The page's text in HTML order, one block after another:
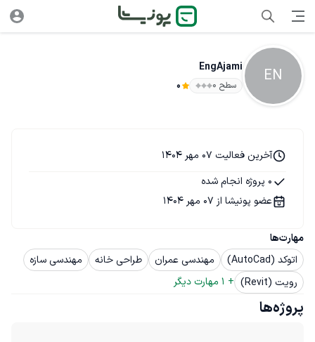
EN
EngAjami
سطح ۰ 0
مهارت‌ها
اتوکد (AutoCad)
مهندسی عمران طراحی خانه
مهندسی سازه
رویت (Revit)
+
1 مهارت دیگر
آخرین فعالیت 07 مهر 1404
0 پروژه انجام شده
عضو پونیشا از 07 مهر 1404
پروژه‌ها